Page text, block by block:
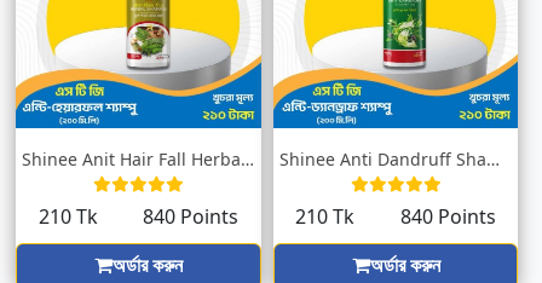
Shinee Anit Hair Fall Herbal Shampoo 200...
210 Tk
840 Points
অর্ডার করুন
Shinee Anti Dandruff Shampoo 200ml
210 Tk
840 Points
অর্ডার করুন